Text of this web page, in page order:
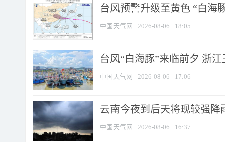
台风预警升级至黄色 “白海
中国天气网 2026-08-06 18:05
台风“白海豚”来临前夕 浙
中国天气网 2026-08-06 17:06
云南今夜到后天将现较强降
中国天气网 2026-08-06 16:37